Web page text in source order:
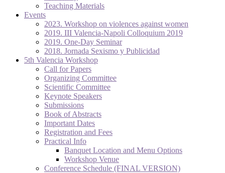
Teaching Materials
Events
2023. Workshop on violences against women
2019. III Valencia-Napoli Colloquium 2019
2019. One-Day Seminar
2018. Jornada Sexismo y Publicidad
5th Valencia Workshop
Call for Papers
Organizing Committee
Scientific Committee
Keynote Speakers
Submissions
Book of Abstracts
Important Dates
Registration and Fees
Practical Info
Banquet Location and Menu Options
Workshop Venue
Conference Schedule (FINAL VERSION)